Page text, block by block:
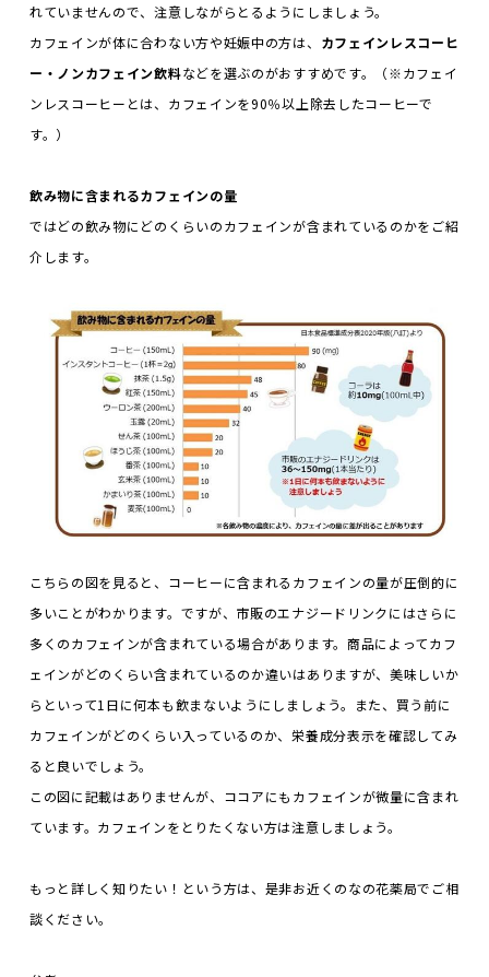
れていませんので、注意しながらとるようにしましょう。
カフェインが体に合わない方や妊娠中の方は、 カフェインレスコーヒ
ー・ノンカフェイン飲料などを選ぶのがおすすめです。（※カフェイ
ンレスコーヒーとは、カフェインを90％以上除去したコーヒーで
す。）
飲み物に含まれるカフェインの量
ではどの飲み物にどのくらいのカフェインが含まれているのかをご紹
介します。
こちらの図を見ると、コーヒーに含まれるカフェインの量が圧倒的に
多いことがわかります。ですが、市販のエナジードリンクにはさらに
多くのカフェインが含まれている場合があります。商品によってカフ
ェインがどのくらい含まれているのか違いはありますが、美味しいか
らといって1日に何本も飲まないようにしましょう。また、買う前に
カフェインがどのくらい入っているのか、栄養成分表示を確認してみ
ると良いでしょう。
この図に記載はありませんが、ココアにもカフェインが微量に含まれ
ています。カフェインをとりたくない方は注意しましょう。
もっと詳しく知りたい！という方は、是非お近くのなの花薬局でご相
談ください。